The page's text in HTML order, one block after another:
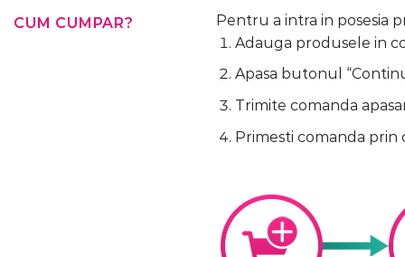
CUM CUMPAR?
Pentru a intra in posesia
Adauga produsele in
Apasa butonul
Trimite comanda
Primesti comanda